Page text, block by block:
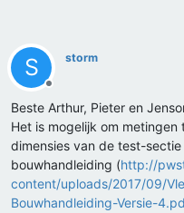
S
Offline
storm
Beste Arthur, Pieter en
Het is mogelijk om
dimensies van de test-
bouwhandleiding (http://
content/uploads/2017/09/
Bouwhandleiding-Versie-